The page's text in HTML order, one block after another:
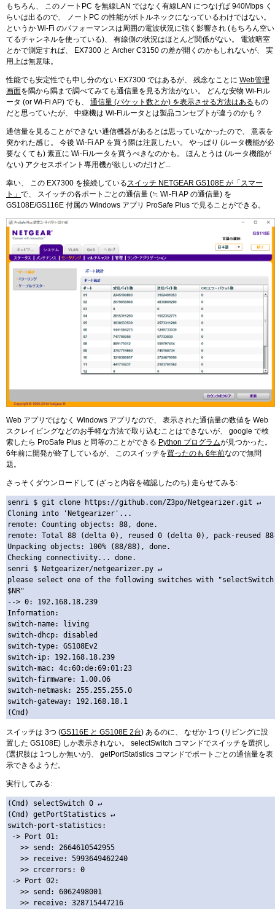
もちろん、 このノートPC を無線LAN ではなく有線LAN につなげば 940Mbps く
らいは出るので、 ノートPC の性能がボトルネックになっているわけではない。
というか Wi-Fi のパフォーマンスは周囲の電波状況に強く影響され (もちろん空い
てるチャンネルを使っている)、 有線側の状況はほとんど関係がない。 電波暗室
とかで測定すれば、 EX7300 と Archer C3150 の差が開くのかもしれないが、 実
用上は無意味。
性能でも安定性でも申し分のない EX7300 ではあるが、 残念なことに Web管理
画面を隅から隅まで調べてみても通信量を見る方法がない。 どんな安物 Wi-Fiル
ータ (or Wi-Fi AP) でも、 通信量 (パケット数とか) を表示させる方法はある もの
だと思っていたが、 中継機は Wi-Fiルータとは製品コンセプトが違うのかも？
通信量を見ることができない通信機器があるとは思っていなかったので、 意表を
突かれた感じ。 今後 Wi-Fi AP を買う際は注意したい。 やっぱり (ルータ機能が必
要なくても) 素直に Wi-Fiルータを買うべきなのかも。 ほんとうは (ルータ機能が
ない) アクセスポイント専用機が欲しいのだけど...
幸い、 この EX7300 を接続しているスイッチ NETGEAR GS108E が「スマー
ト」 で、 スイッチの各ポートごとの通信量 (≒ Wi-Fi AP の通信量) を
GS108E/GS116E 付属の Windows アプリ ProSafe Plus で見ることができる。
Web アプリではなく Windows アプリなので、 表示された通信量の数値を Web
スクレイピングなどのお手軽な方法で取り込むことはできないが、 google で検
索したら ProSafe Plus と同等のことができる Python プログラムが見つかった。
6年前に開発が終了しているが、 このスイッチを買ったのも 6年前なので無問
題。
さっそくダウンロードして (ざっと内容を確認したのち) 走らせてみる:
senri $ git clone https://github.com/Z3po/Netgearizer.git ↵
Cloning into 'Netgearizer'...
remote: Counting objects: 88, done.
remote: Total 88 (delta 0), reused 0 (delta 0), pack-reused 88
Unpacking objects: 100% (88/88), done.
Checking connectivity... done.
senri $ Netgearizer/netgearizer.py ↵
please select one of the following switches with "selectSwitch
$NR"
--> 0: 192.168.18.239
Information:
switch-name: living
switch-dhcp: disabled
switch-type: GS108Ev2
switch-ip: 192.168.18.239
switch-mac: 4c:60:de:69:01:23
switch-firmware: 1.00.06
switch-netmask: 255.255.255.0
switch-gateway: 192.168.18.1
スイッチは 3つ (GS116E と GS108E 2台) あるのに、 なぜか 1つ (リビングに設
置した GS108E) しか表示されない。 selectSwitch コマンドでスイッチを選択し
(選択肢は 1つしか無いが)、 getPortStatistics コマンドでポートごとの通信量を表
示できるようだ。
実行してみる:
(Cmd) selectSwitch 0 ↵
(Cmd) getPortStatistics ↵
switch-port-statistics: